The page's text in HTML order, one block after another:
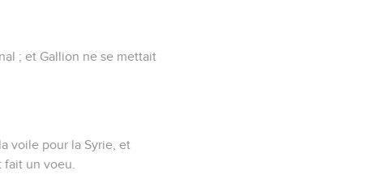
; et Gallion ne se mettait
voile pour la Syrie, et
un voeu.